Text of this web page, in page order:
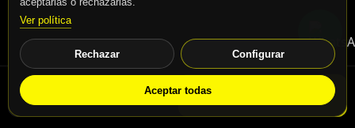
Ver política
Rechazar Configurar
Aceptar todas